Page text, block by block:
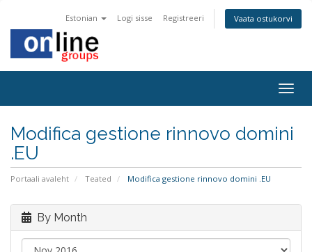
Estonian Logi sisse Registreeri Vaata ostukorvi
Modifica gestione rinnovo domini
.EU
Portaali avaleht Teated Modifica gestione rinnovo domini .EU
By Month